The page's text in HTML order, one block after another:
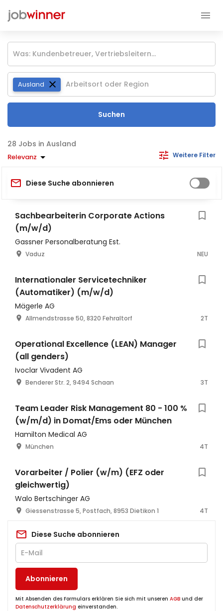
Ausland
Suchen
Jobs in Ausland
Relevanz Weitere Filter
Diese Suche abonnieren
Sachbearbeiterin Corporate Actions
(m/w/d)
Gassner Personalberatung Est.
Vaduz NEU
Internationaler Servicetechniker
(Automatiker) (m/w/d)
Mägerle AG
Allmendstrasse 50, 8320 Fehraltorf 2T
Operational Excellence (LEAN) Manager
(all genders)
Ivoclar Vivadent AG
Benderer Str. 2, 9494 Schaan 3T
Team Leader Risk Management 80 - 100 %
(w/m/d) in Domat/Ems oder München
Hamilton Medical AG
München 4T
Vorarbeiter / Polier (w/m) (EFZ oder
gleichwertig)
Walo Bertschinger AG
Giessenstrasse 5, Postfach, 8953 Dietikon 1 4T
Diese Suche abonnieren
Abonnieren
Mit Absenden des Formulars erklären Sie sich mit unseren AGB und der
Datenschutzerklärung einverstanden.